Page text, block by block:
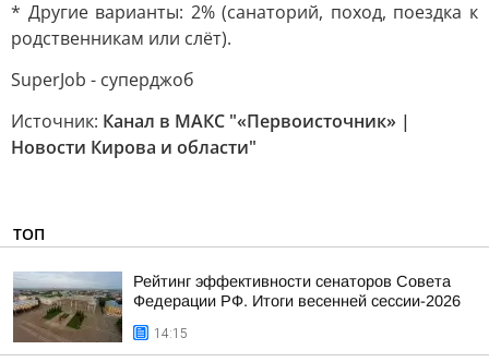
* Другие варианты: 2% (санаторий, поход, поездка к
родственникам или слёт).
SuperJob - суперджоб
Источник: Канал в МАКС "«Первоисточник» |
Новости Кирова и области"
ТОП
Рейтинг эффективности сенаторов Совета
Федерации РФ. Итоги весенней сессии-2026
14:15